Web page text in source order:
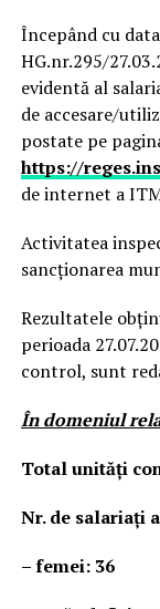
Începând cu
HG.nr.295/
evidentă al
de accesare/
postate pe
https://
de internet a
Activitatea
sancționarea
Rezultatele
perioada
control, sunt
În domeniul
Total unităţi
Nr. de salariați
– femei: 36